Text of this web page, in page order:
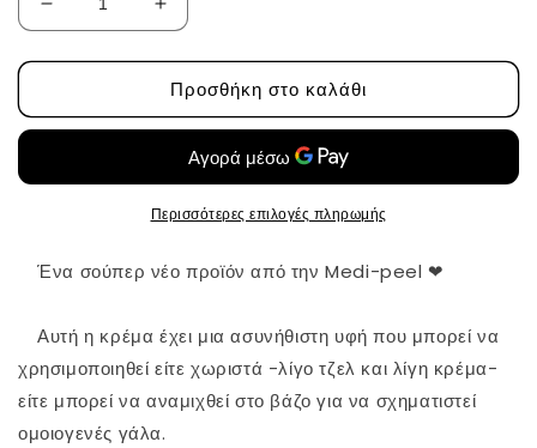
Μείωση
ποσότητας
για
κρέμα
Medi-
Αύξηση
ποσότητας
για
Ενυδατική
κρέμα
της
Medi-
peel
Προσθήκη στο καλάθι
Περισσότερες επιλογές πληρωμής
⠀ Ένα σούπερ νέο προϊόν από την Medi-peel ❤
⠀ Αυτή η κρέμα έχει μια ασυνήθιστη υφή που μπορεί να
χρησιμοποιηθεί είτε χωριστά -λίγο τζελ και λίγη κρέμα-
είτε μπορεί να αναμιχθεί στο βάζο για να σχηματιστεί
ομοιογενές γάλα.